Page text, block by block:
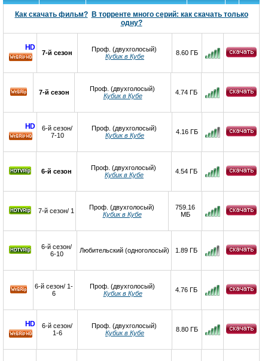
Как скачать фильм?
В торренте много серий: как скачать только
одну?
HD
7-й сезон
Проф. (двухголосый)
Кубик в Кубе
8.60 ГБ
7-й сезон
Проф. (двухголосый)
Кубик в Кубе
4.74 ГБ
HD
6-й сезон/
7-10
Проф. (двухголосый)
Кубик в Кубе
4.16 ГБ
6-й сезон
Проф. (двухголосый)
Кубик в Кубе
4.54 ГБ
7-й сезон/ 1
Проф. (двухголосый)
Кубик в Кубе
759.16
МБ
6-й сезон/
6-10
Любительский (одноголосый) 1.89 ГБ
6-й сезон/ 1-
6
Проф. (двухголосый)
Кубик в Кубе
4.76 ГБ
HD
6-й сезон/
1-6
Проф. (двухголосый)
Кубик в Кубе
8.80 ГБ